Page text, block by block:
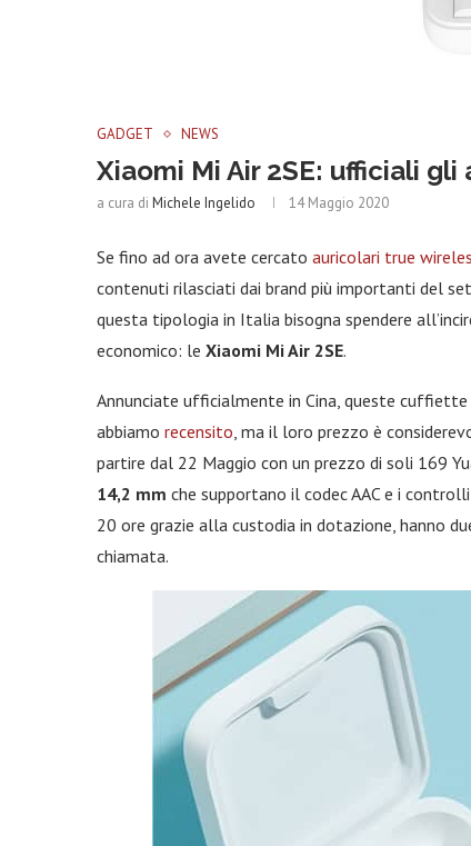
GADGET NEWS
Xiaomi Mi Air 2SE: ufficiali
a cura di Michele Ingelido 14 Maggio 2020
Se fino ad ora avete cercato auricolari true
contenuti rilasciati dai brand più importanti del
questa tipologia in Italia bisogna spendere
economico: le Xiaomi Mi Air 2SE.
Annunciate ufficialmente in Cina, queste cuffiette
abbiamo recensito, ma il loro prezzo è
partire dal 22 Maggio con un prezzo di soli 169
14,2 mm che supportano il codec AAC e i
20 ore grazie alla custodia in dotazione, hanno
chiamata.